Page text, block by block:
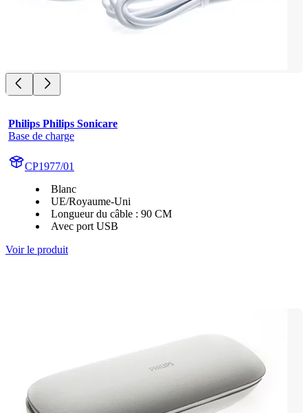
Philips Philips Sonicare
Base de charge
CP1977/01
Blanc
UE/Royaume-Uni
Longueur du câble : 90 CM
Avec port USB
Voir le produit